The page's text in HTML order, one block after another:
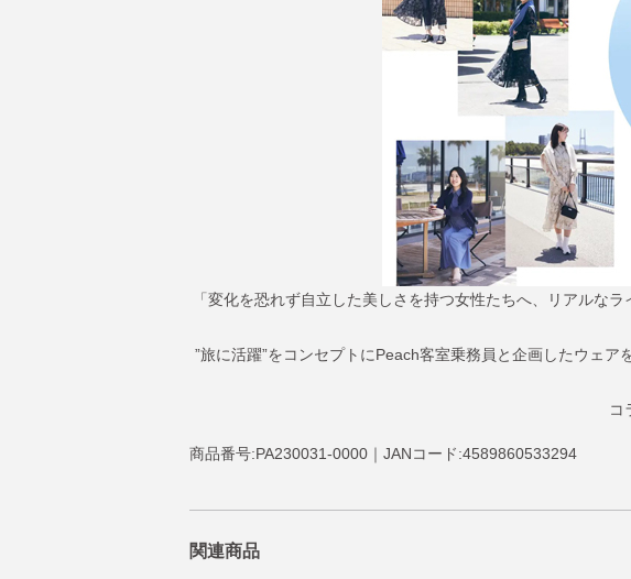
「変化を恐れず自立した美しさを持つ女性たちへ、リアルな
”旅に活躍”をコンセプトにPeach客室乗務員と企画したウェ
コ
商品番号:PA230031-0000｜JANコード:4589860533294
関連商品